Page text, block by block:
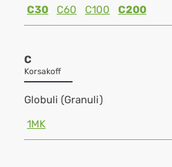
C30
C60 C100 C200
C
Korsakoff
Globuli (Granuli)
1MK